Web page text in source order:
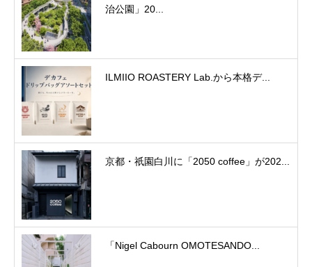
治公園」20...
ILMIIO ROASTERY Lab.から本格デ...
京都・祇園白川に「2050 coffee」が202...
「Nigel Cabourn OMOTESANDO...